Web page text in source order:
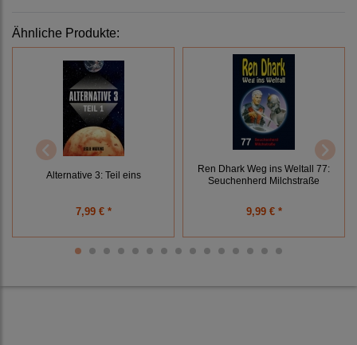
Ähnliche Produkte:
Alternative 3: Teil eins
7,99 € *
Ren Dhark Weg ins Weltall 77:
Seuchenherd Milchstraße
9,99 € *